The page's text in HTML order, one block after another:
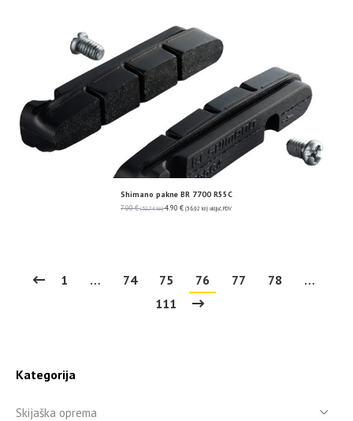
Shimano pakne BR 7700 R55C
7.00€ (52.74 kn) 4.90 € (36.92 kn) uključ. PDV
1 … 74 75 76 77 78
…
111
Kategorija
Skijaška oprema